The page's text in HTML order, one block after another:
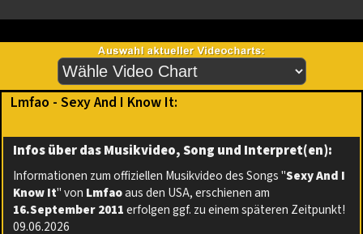
Lmfao - Sexy And I Know It:
Infos über das Musikvideo, Song und Interpret(en):
Informationen zum offiziellen Musikvideo des Songs "Sexy And I
Know It" von Lmfaoaus den USA, erschienen am
16.September 2011erfolgen ggf. zu einem späteren Zeitpunkt!
09.06.2026